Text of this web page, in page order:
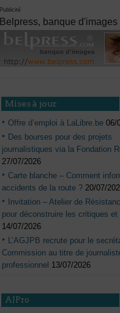
Publicité
Belpress, banque d'images
Mises à jour
Offre d’emploi à LaLibre.be 06/
Des bourses pour des projets
journalistiques via la Fondation
27/07/2026
Carte blanche – Comment
accidents de la route ? 20/07/
Invitation – Atelier de
pour déconstruire les critiques
14/07/2026
L’AGJPB recrute pour le
Commission au titre de
professionnel 13/07/2026
AJPro